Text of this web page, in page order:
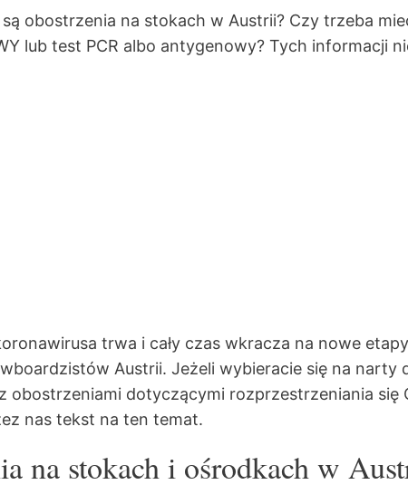
obostrzenia na stokach w Austrii? Czy trzeba
lub test PCR albo antygenowy? Tych informacji
trwa i cały czas wkracza na nowe
Austrii. Jeżeli wybieracie się na narty
dotyczącymi rozprzestrzeniania się
nas tekst na ten temat.
na stokach i ośrodkach w